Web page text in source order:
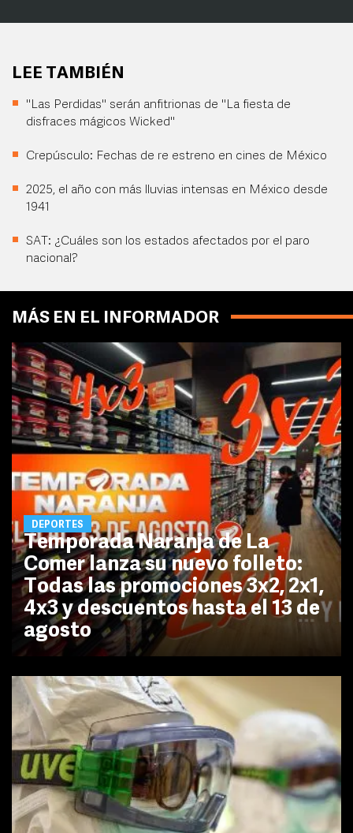
LEE TAMBIÉN
"Las Perdidas" serán anfitrionas de "La fiesta de
disfraces mágicos Wicked"
Crepúsculo: Fechas de re estreno en cines de México
2025, el año con más lluvias intensas en México desde
1941
SAT: ¿Cuáles son los estados afectados por el paro
nacional?
MÁS EN EL INFORMADOR
DEPORTES
Temporada Naranja de La
Comer lanza su nuevo folleto:
Todas las promociones 3x2, 2x1,
4x3 y descuentos hasta el 13 de
agosto